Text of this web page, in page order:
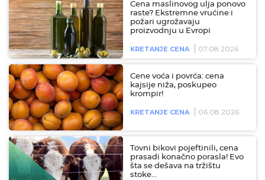
Cena maslinovog ulja ponovo
raste? Ekstremne vrućine i
požari ugrožavaju
proizvodnju u Evropi
KRETANJE CENA 07.08.2026
Cene voća i povrća: cena
kajsije niža, poskupeo
krompir!
KRETANJE CENA 06.08.2026
Tovni bikovi pojeftinili, cena
prasadi konačno porasla! Evo
šta se dešava na tržištu
stoke…